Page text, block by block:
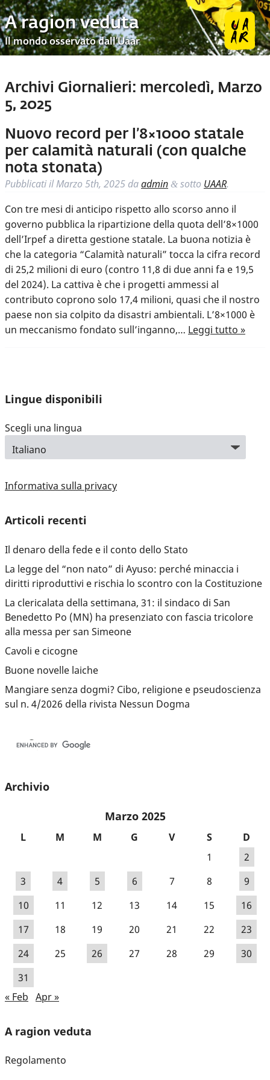
A ragion veduta
Il mondo osservato dall’Uaar
Archivi Giornalieri: mercoledì, Marzo
5, 2025
Nuovo record per l’8×1000 statale
per calamità naturali (con qualche
nota stonata)
Pubblicati ilMarzo 5th, 2025 daadmin & sotto UAAR.
Con tre mesi di anticipo rispetto allo scorso anno il
governo pubblica la ripartizione della quota dell’8×1000
dell’Irpef a diretta gestione statale. La buona notizia è
che la categoria “Calamità naturali” tocca la cifra record
di 25,2 milioni di euro (contro 11,8 di due anni fa e 19,5
del 2024). La cattiva è che i progetti ammessi al
contributo coprono solo 17,4 milioni, quasi che il nostro
paese non sia colpito da disastri ambientali. L’8×1000 è
un meccanismo fondato sull’inganno,… Leggi tutto »
Lingue disponibili
Scegli una lingua
Informativa sulla privacy
Articoli recenti
Il denaro della fede e il conto dello Stato
La legge del “non nato” di Ayuso: perché minaccia i
diritti riproduttivi e rischia lo scontro con la Costituzione
La clericalata della settimana, 31: il sindaco di San
Benedetto Po (MN) ha presenziato con fascia tricolore
alla messa per san Simeone
Cavoli e cicogne
Buone novelle laiche
Mangiare senza dogmi? Cibo, religione e pseudoscienza
sul n. 4/2026 della rivista Nessun Dogma
Archivio
Marzo 2025
L M M G V S
D
1
2
3
4 5 6 7 8
9
10
11 12 13 14 15
16
17
18 19 20 21 22
23
24
25 26 27 28 29
30
31
« Feb Apr »
A ragion veduta
Regolamento